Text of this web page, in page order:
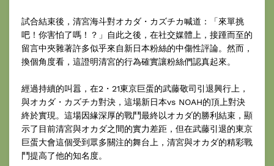
試合結束後，清宮海斗對オカダ・カズチカ喊道：「來單挑
吧！你害怕了嗎！？」自此之後，在社交媒體上，接踵而至的
留言中夾雜著許多似乎來自新日本粉絲的中傷性評論。然而，
換個角度看，這證明清宮的行為確實讓粉絲們認真起來。
經過持續的叫囂，在2・21東京巨蛋的武藤敬司引退興行上，
與オカダ・カズチカ對決，這場新日本vs NOAH的頂上對決
終於實現。這場因緣深厚的戰鬥最終以オカダ的勝利結束，顯
示了目前清宮與オカダ之間的實力差距，但在武藤引退的東京
巨蛋大會這個受到眾多關注的舞台上，清宮與オカダ的精彩戰
鬥提高了他的知名度。